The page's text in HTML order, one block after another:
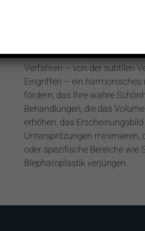
Unser Ziel ist es, durch ein
Verfahren – von der subtilen
Eingriffen – ein
fördern, das Ihre wahre
Behandlungen, die das
erhöhen, das
Unterspritzungen minimieren,
oder spezifische Bereiche wie
Blepharoplastik verjüngen.